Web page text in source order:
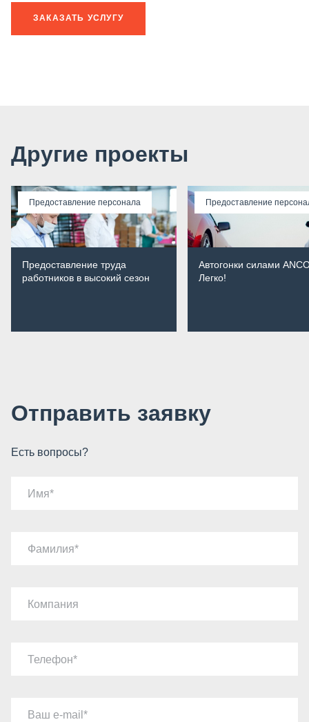
ЗАКАЗАТЬ УСЛУГУ
Другие проекты
Предоставление персонала
Предоставление труда
работников в высокий сезон
Предоставление
Автогонки силами
Легко!
Отправить заявку
Есть вопросы?
Имя
Фамилия
Компания
Телефон
Ваш e-mail